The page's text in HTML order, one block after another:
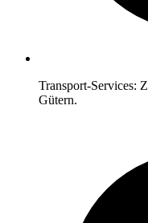
Transport-Services:
Gütern.